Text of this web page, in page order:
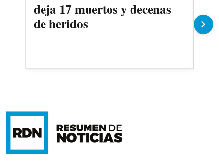
deja 17 muertos y decenas
de heridos